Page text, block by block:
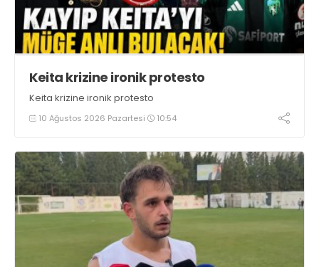
Keita krizine ironik protesto
Keita krizine ironik protesto
10 Ağustos 2026 Pazartesi 10:54